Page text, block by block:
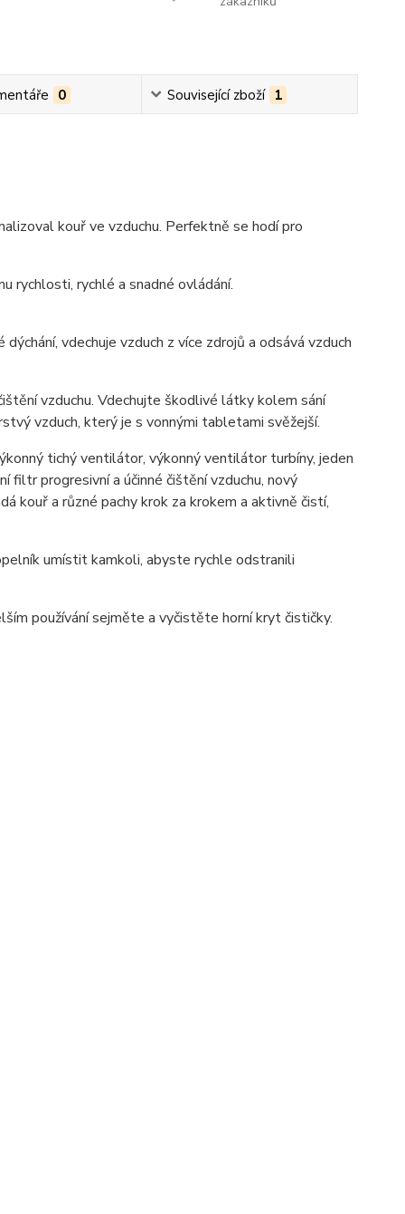
0 Související zboží 1
kouř ve vzduchu. Perfektně se hodí pro
rychlosti, rychlé a snadné ovládání.
vdechuje vzduch z více zdrojů a odsává vzduch
vzduchu. Vdechujte škodlivé látky kolem sání
vzduch, který je s vonnými tabletami svěžejší.
tichý ventilátor, výkonný ventilátor turbíny, jeden
filtr progresivní a účinné čištění vzduchu, nový
kouř a různé pachy krok za krokem a aktivně čistí,
umístit kamkoli, abyste rychle odstranili
používání sejměte a vyčistěte horní kryt čističky.